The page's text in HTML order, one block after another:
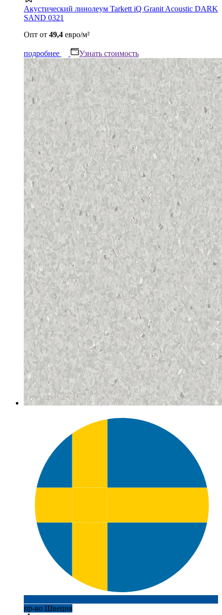
Акустический линолеум Tarkett iQ Granit Acoustic DARK
SAND 0321
Опт от 49,4 евро/м²
подробнее Узнать стоимость
пр-во Швеция